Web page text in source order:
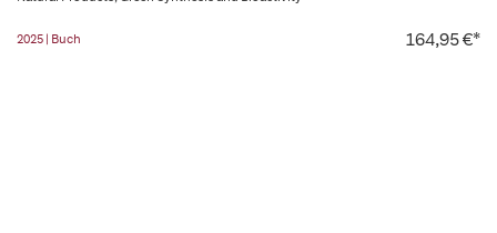
2025 | Buch 164,95 €*